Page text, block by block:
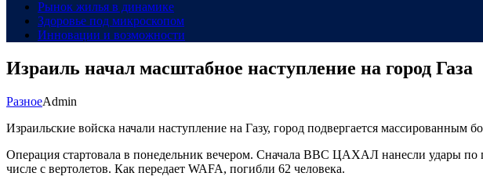
Рынок жилья в динамике
Здоровье под микроскопом
Инновации и возможности
Израиль начал масштабное наступление на город Газа
РазноеAdmin
Израильские войска начали наступление на Газу, город подвергается массированным
Операция стартовала в понедельник вечером. Сначала ВВС ЦАХАЛ нанесли удары по
числе с вертолетов. Как передает WAFA, погибли 62 человека.